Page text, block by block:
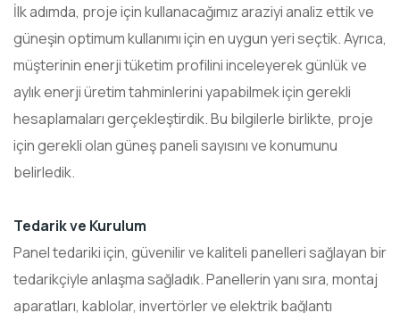
İlk adımda, proje için kullanacağımız araziyi analiz ettik ve
güneşin optimum kullanımı için en uygun yeri seçtik. Ayrıca,
müşterinin enerji tüketim profilini inceleyerek günlük ve
aylık enerji üretim tahminlerini yapabilmek için gerekli
hesaplamaları gerçekleştirdik. Bu bilgilerle birlikte, proje
için gerekli olan güneş paneli sayısını ve konumunu
belirledik.
Tedarik ve Kurulum
Panel tedariki için, güvenilir ve kaliteli panelleri sağlayan bir
tedarikçiyle anlaşma sağladık. Panellerin yanı sıra, montaj
aparatları, kablolar, invertörler ve elektrik bağlantı